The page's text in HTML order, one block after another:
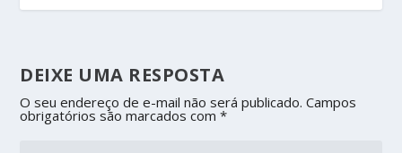
DEIXE UMA RESPOSTA
O seu endereço de e-mail não será publicado. Campos
obrigatórios são marcados com*